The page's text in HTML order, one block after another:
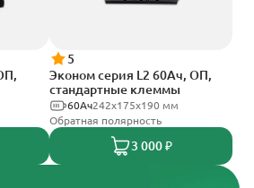
5
Эконом серия L2 60Ач, ОП,
стандартные клеммы
242х175х190 мм
60Ач
Обратная полярность
3 000 ₽